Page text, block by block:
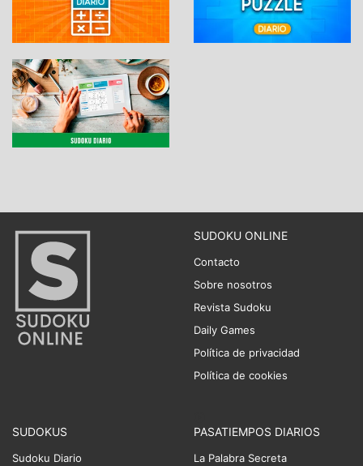
SUDOKU ONLINE
Contacto
Sobre nosotros
Revista Sudoku
Daily Games
Política de privacidad
Política de cookies
SUDOKUS
Sudoku Diario
PASATIEMPOS DIARIOS
La Palabra Secreta